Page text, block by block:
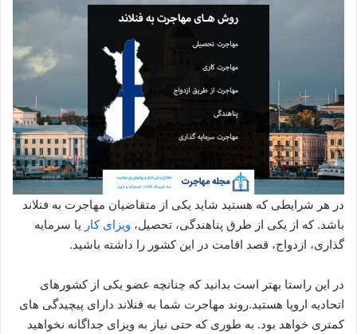
در هر شرایطی که هستید شاید یکی از متقاضیان مهاجرت به فنلاند
باشد. که از یکی از طرق پناهندگی، تحصیل، ویزای کار یا سرمایه
گذاری، ازدواج، قصد اقامت در این کشور را داشته باشید.
در این راستا بهتر است بدانید که چنانچه عضو یکی از کشورهای
اتحادیه اروپا هستید.روند مهاجرت شما به فنلاند دارای پیچیدگی های
کمتری خواهد بود. به طوری که حتی نیاز به ویزای جداگانه نخواهید